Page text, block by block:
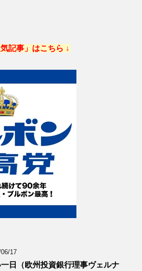
記事」はこちら ↓
17
一日（欧州投資銀行理事ヴェルナ